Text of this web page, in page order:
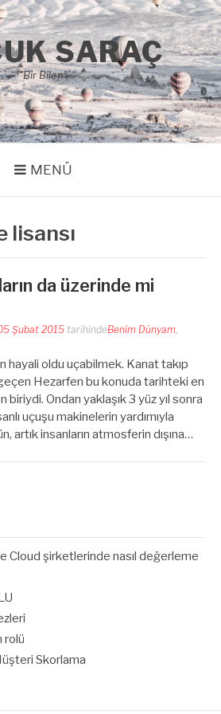
SARAÇ
"Bir Bilen"
MENÜ
lisansı
da üzerinde mi
Şubat 2015 tarihindeBenim Dünyam,
hayali oldu uçabilmek. Kanat takıp
Hezarfen bu konuda tarihteki en
biriydi. Ondan yaklaşık 3 yüz yıl sonra
uçuşu makinelerin yardımıyla
artık insanların atmosferin dışına…
Cloud şirketlerinde nasıl değerleme
rolü
Skorlama